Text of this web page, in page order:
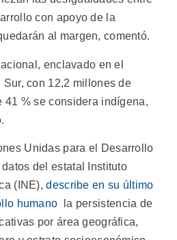
con apoyo de la
al margen, comentó.
enclavado en el
con 12,2 millones de
41 % se considera indígena,
Unidas para el Desarrollo
del estatal Instituto
(INE),describe en su último
humano
la persistencia de
por área geográfica,